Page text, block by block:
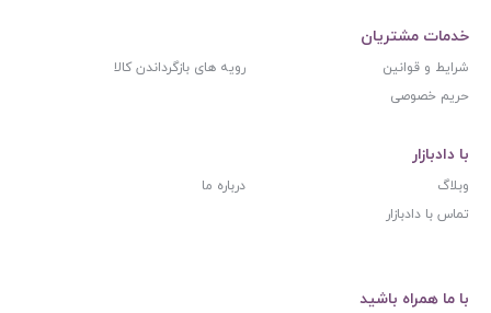
خدمات مشتریان
شرایط و قوانین
رویه های بازگرداندن کالا
حریم خصوصی
با دادبازار
وبلاگ
درباره ما
تماس با دادبازار
با ما همراه باشید